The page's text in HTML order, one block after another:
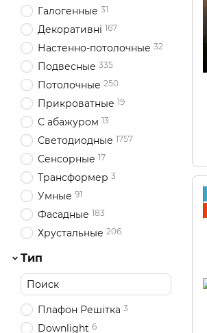
Галогенные 31
Декоративні 167
Настенно-потолочные 32
Подвесные 335
Потолочные 250
Прикроватные 19
С абажуром 13
Светодиодные 1757
Сенсорные 17
Трансформер 3
Умные 91
Фасадные 183
Хрустальные 206
Тип
Плафон Решітка 3
Downlight 6